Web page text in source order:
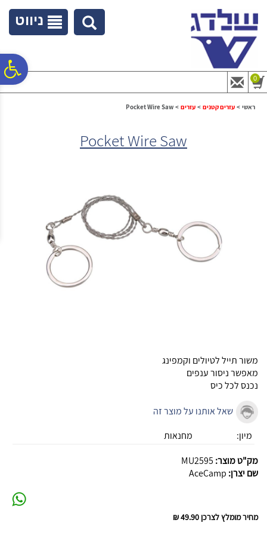
נגישות
ניווט
0
ראשי > עזרים קטנים > עזרים >
Pocket Wire Saw
Pocket Wire Saw
משור תייל לטיולים וקמפינג
מאפשר ניסור ענפים
נכנס לכל כיס
שאל אותנו על מוצר זה
מיון:
מחנאות
מק"ט מוצר: MU2595
שם יצרן: AceCamp
מחיר מומלץ לצרכן 49.90 ₪